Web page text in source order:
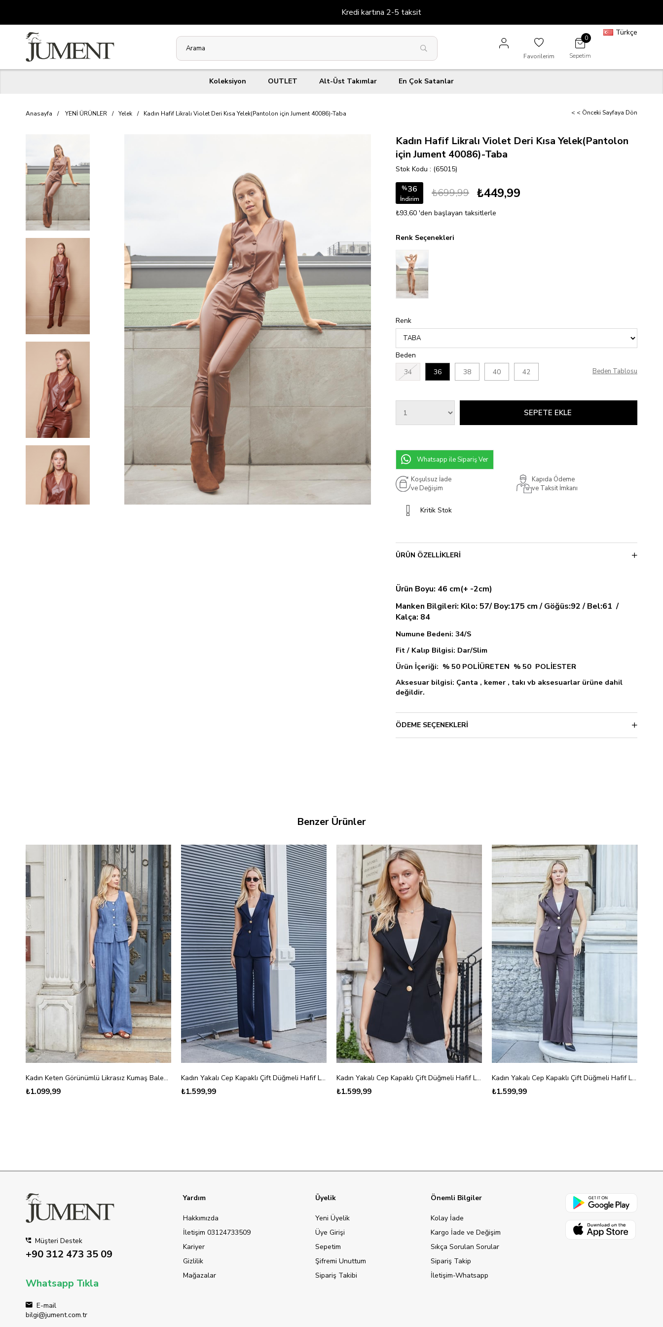
Kredi kartına 2-5 taksit
Türkçe
Sepetim
0
Favorilerim
Koleksiyon OUTLET Alt-Üst Takımlar En Çok Satanlar
Anasayfa YENİ ÜRÜNLER Yelek Kadın Hafif Likralı Violet Deri Kısa Yelek(Pantolon için Jument 40086)-Taba < < Önceki Sayfaya Dön
Kadın Hafif Likralı Violet Deri Kısa Yelek(Pantolon
için Jument 40086)-Taba
Stok Kodu (65015)
%36
İndirim ₺699,99 ₺449,99
₺93,60 'den başlayan taksitlerle
Renk Seçenekleri
Renk
Beden
34
36 38 40 42 Beden Tablosu
Whatsapp ile Sipariş Ver
Koşulsuz İade
ve Değişim
Kapıda Ödeme
ve Taksit İmkanı
Kritik Stok
ÜRÜN ÖZELLIKLERI
Ürün Boyu: 46 cm(+ -2cm)
Manken Bilgileri: Kilo: 57/ Boy:175 cm / Göğüs:92 / Bel:61 /
Kalça: 84
Numune Bedeni: 34/S
Fit / Kalıp Bilgisi: Dar/Slim
Ürün İçeriği: % 50 POLİÜRETEN % 50 POLİESTER
Aksesuar bilgisi: Çanta , kemer , takı vb aksesuarlar ürüne dahil
değildir.
ÖDEME SEÇENEKLERI
Benzer Ürünler
Kadın Keten Görünümlü Likrasız Kumaş Balen Yaka Flato Cepli Düğmeli Yelek-İndigo
₺1.099,99
Kadın Yakalı Cep Kapaklı Çift Düğmeli Hafif Likralı Kumaş Yelek-Lacivert
₺1.599,99
Kadın Yakalı Cep Kapaklı Çift Düğmeli Hafif Likralı Kumaş Yelek-Siyah
₺1.599,99
Kadın Yakalı Cep Kapaklı Çift Düğmeli Hafif Likralı Kumaş Yelek-Kahve
₺1.599,99
Müşteri Destek
+90 312 473 35 09
Whatsapp Tıkla
E-mail
bilgi@jument.com.tr
Yardım
Hakkımızda
İletişim 03124733509
Kariyer
Gizlilik
Mağazalar
Üyelik
Yeni Üyelik
Üye Girişi
Sepetim
Şifremi Unuttum
Sipariş Takibi
Önemli Bilgiler
Kolay İade
Kargo İade ve Değişim
Sıkça Sorulan Sorular
Sipariş Takip
İletişim-Whatsapp